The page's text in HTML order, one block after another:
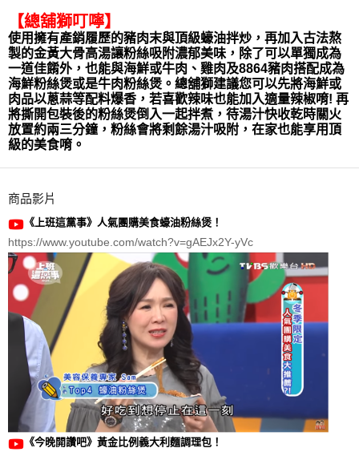
【總舖獅叮嚀】
使用擁有產銷履歷的豬肉末與頂級蠔油拌炒，再加入古法熬
製的金黃大骨高湯讓粉絲吸附濃郁美味，除了可以單獨成為
一道佳餚外，也能與海鮮或牛肉、雞肉及8864豬肉搭配成為
海鮮粉絲煲或是牛肉粉絲煲。總舖獅建議您可以先將海鮮或
肉品以蔥蒜等配料爆香，若喜歡辣味也能加入適量辣椒唷! 再
將撕開包裝後的粉絲煲倒入一起拌煮，待湯汁快收乾時關火
放置約兩三分鐘，粉絲會將剩餘湯汁吸附，在家也能享用頂
級的美食唷。
商品影片
《上班這黨事》人氣團購美食蠔油粉絲煲！
https://www.youtube.com/watch?v=gAEJx2Y-yVc
《今晚開讚吧》黃金比例義大利麵調理包！